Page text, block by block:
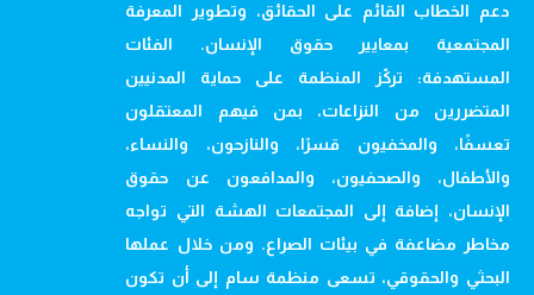
دعم الخطاب القائم على الحقائق، وتطوير المعرفة
المجتمعية بمعايير حقوق الإنسان. الفئات
المستهدفة: تركّز المنظمة على حماية المدنيين
المتضررين من النزاعات، بمن فيهم المعتقلون
تعسفًا، والمخفيون قسرًا، والنازحون، والنساء،
والأطفال، والصحفيون، والمدافعون عن حقوق
الإنسان، إضافة إلى المجتمعات الهشة التي تواجه
مخاطر مضاعفة في بيئات الصراع. ومن خلال عملها
البحثي والحقوقي، تسعى منظمة سام إلى أن تكون